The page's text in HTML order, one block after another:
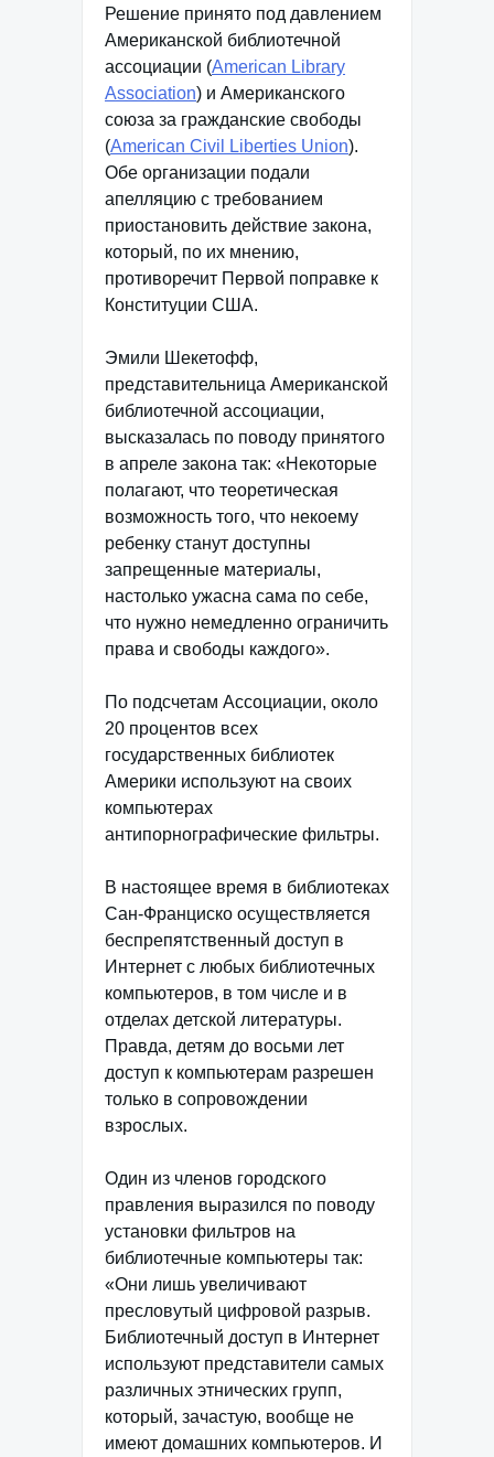
Решение принято под давлением
Американской библиотечной
ассоциации (American Library
Association) и Американского
союза за гражданские свободы
(American Civil Liberties Union).
Обе организации подали
апелляцию с требованием
приостановить действие закона,
который, по их мнению,
противоречит Первой поправке к
Конституции США.
Эмили Шекетофф,
представительница Американской
библиотечной ассоциации,
высказалась по поводу принятого
в апреле закона так: «Некоторые
полагают, что теоретическая
возможность того, что некоему
ребенку станут доступны
запрещенные материалы,
настолько ужасна сама по себе,
что нужно немедленно ограничить
права и свободы каждого».
По подсчетам Ассоциации, около
20 процентов всех
государственных библиотек
Америки используют на своих
компьютерах
антипорнографические фильтры.
В настоящее время в библиотеках
Сан-Франциско осуществляется
беспрепятственный доступ в
Интернет с любых библиотечных
компьютеров, в том числе и в
отделах детской литературы.
Правда, детям до восьми лет
доступ к компьютерам разрешен
только в сопровождении
взрослых.
Один из членов городского
правления выразился по поводу
установки фильтров на
библиотечные компьютеры так:
«Они лишь увеличивают
пресловутый цифровой разрыв.
Библиотечный доступ в Интернет
используют представители самых
различных этнических групп,
который, зачастую, вообще не
имеют домашних компьютеров. И